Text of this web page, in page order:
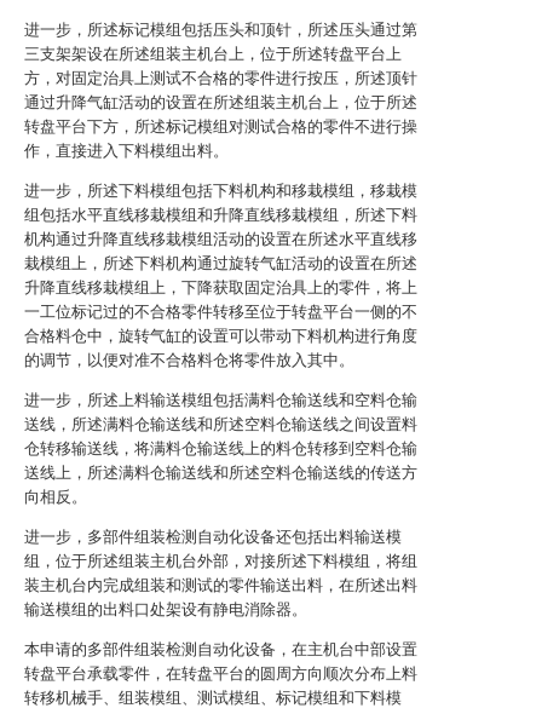
进一步，所述标记模组包括压头和顶针，所述压头通过第
三支架架设在所述组装主机台上，位于所述转盘平台上
方，对固定治具上测试不合格的零件进行按压，所述顶针
通过升降气缸活动的设置在所述组装主机台上，位于所述
转盘平台下方，所述标记模组对测试合格的零件不进行操
作，直接进入下料模组出料。
进一步，所述下料模组包括下料机构和移栽模组，移栽模
组包括水平直线移栽模组和升降直线移栽模组，所述下料
机构通过升降直线移栽模组活动的设置在所述水平直线移
栽模组上，所述下料机构通过旋转气缸活动的设置在所述
升降直线移栽模组上，下降获取固定治具上的零件，将上
一工位标记过的不合格零件转移至位于转盘平台一侧的不
合格料仓中，旋转气缸的设置可以带动下料机构进行角度
的调节，以便对准不合格料仓将零件放入其中。
进一步，所述上料输送模组包括满料仓输送线和空料仓输
送线，所述满料仓输送线和所述空料仓输送线之间设置料
仓转移输送线，将满料仓输送线上的料仓转移到空料仓输
送线上，所述满料仓输送线和所述空料仓输送线的传送方
向相反。
进一步，多部件组装检测自动化设备还包括出料输送模
组，位于所述组装主机台外部，对接所述下料模组，将组
装主机台内完成组装和测试的零件输送出料，在所述出料
输送模组的出料口处架设有静电消除器。
本申请的多部件组装检测自动化设备，在主机台中部设置
转盘平台承载零件，在转盘平台的圆周方向顺次分布上料
转移机械手、组装模组、测试模组、标记模组和下料模